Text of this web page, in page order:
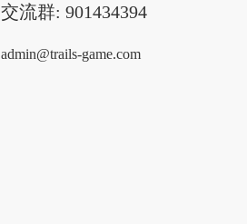
交流群: 901434394
admin@trails-game.com